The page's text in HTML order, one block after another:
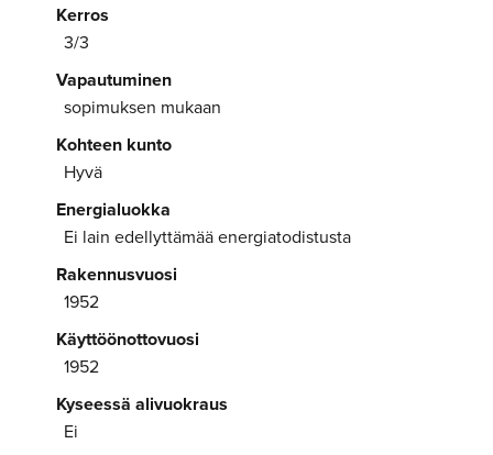
Kerros
3/3
Vapautuminen
sopimuksen mukaan
Kohteen kunto
Hyvä
Energialuokka
Ei lain edellyttämää energiatodistusta
Rakennusvuosi
1952
Käyttöönottovuosi
1952
Kyseessä alivuokraus
Ei